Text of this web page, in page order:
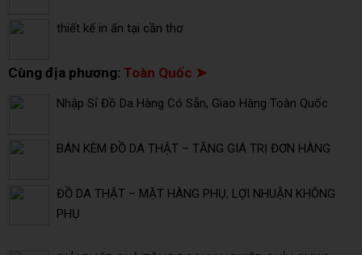
thiết kế in ấn tại cần thơ
Cùng địa phương: Toàn Quốc ➤
Nhập Sỉ Đồ Da Hàng Có Sẵn, Giao Hàng Toàn Quốc
BÁN KÈM ĐỒ DA THẬT – TĂNG GIÁ TRỊ ĐƠN HÀNG
ĐỒ DA THẬT – MẶT HÀNG PHỤ, LỢI NHUẬN KHÔNG
PHỤ